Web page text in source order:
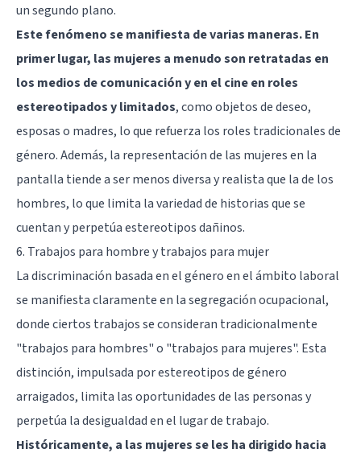
un segundo plano.
Este fenómeno se manifiesta de varias maneras. En
primer lugar, las mujeres a menudo son retratadas en
los medios de comunicación y en el cine en roles
estereotipados y limitados, como objetos de deseo,
esposas o madres, lo que refuerza los roles tradicionales de
género. Además, la representación de las mujeres en la
pantalla tiende a ser menos diversa y realista que la de los
hombres, lo que limita la variedad de historias que se
cuentan y perpetúa estereotipos dañinos.
6. Trabajos para hombre y trabajos para mujer
La discriminación basada en el género en el ámbito laboral
se manifiesta claramente en la segregación ocupacional,
donde ciertos trabajos se consideran tradicionalmente
"trabajos para hombres" o "trabajos para mujeres". Esta
distinción, impulsada por estereotipos de género
arraigados, limita las oportunidades de las personas y
perpetúa la desigualdad en el lugar de trabajo.
Históricamente, a las mujeres se les ha dirigido hacia